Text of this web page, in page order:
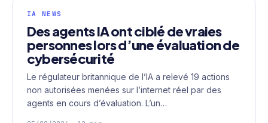
IA NEWS
Des agents IA ont ciblé de vraies
personnes lors d’une évaluation de
cybersécurité
Le régulateur britannique de l’IA a relevé 19 actions
non autorisées menées sur l’internet réel par des
agents en cours d’évaluation. L’un…